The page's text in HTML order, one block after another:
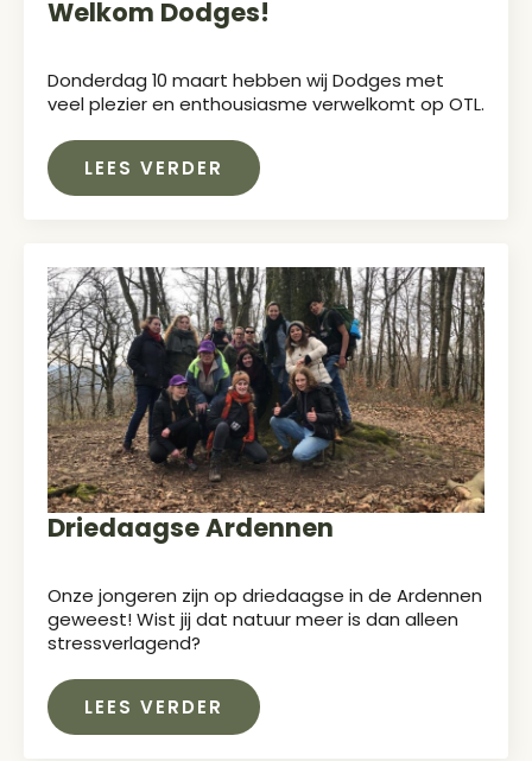
Welkom Dodges!
Donderdag 10 maart hebben wij Dodges met
veel plezier en enthousiasme verwelkomt op OTL.
LEES VERDER
Driedaagse Ardennen
Onze jongeren zijn op driedaagse in de Ardennen
geweest! Wist jij dat natuur meer is dan alleen
stressverlagend?
LEES VERDER